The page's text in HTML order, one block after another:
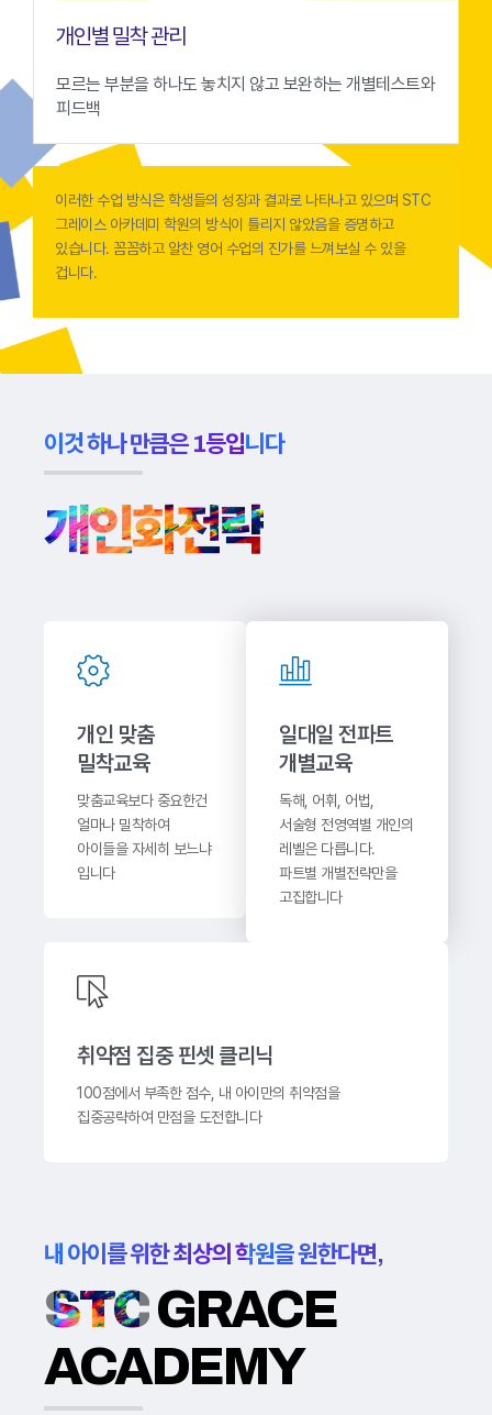
개인별 밀착 관리
모르는 부분을 하나도 놓치지 않고 보완하는 개별테스트와
피드백
이러한 수업 방식은 학생들의 성장과 결과로 나타나고 있으며 STC
그레이스 아카데미 학원의 방식이 틀리지 않았음을 증명하고
있습니다. 꼼꼼하고 알찬 영어 수업의 진가를 느껴보실 수 있을
겁니다.
이것 하나 만큼은 1등입니다
개인화전략
개인 맞춤
밀착교육
맞춤교육보다 중요한건
얼마나 밀착하여
아이들을 자세히 보느냐
입니다
일대일 전파트
개별교육
독해, 어휘, 어법,
서술형 전영역별 개인의
레벨은 다릅니다.
파트별 개별전략만을
고집합니다
취약점 집중 핀셋 클리닉
100점에서 부족한 점수, 내 아이만의 취약점을
집중공략하여 만점을 도전합니다
내 아이를 위한 최상의 학원을 원한다면,
STCGRACE
ACADEMY